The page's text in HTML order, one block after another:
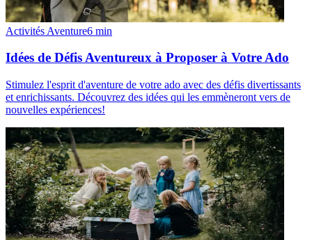
Activités Aventure6 min
Idées de Défis Aventureux à Proposer à Votre Ado
Stimulez l'esprit d'aventure de votre ado avec des défis divertissants
et enrichissants. Découvrez des idées qui les emmèneront vers de
nouvelles expériences!